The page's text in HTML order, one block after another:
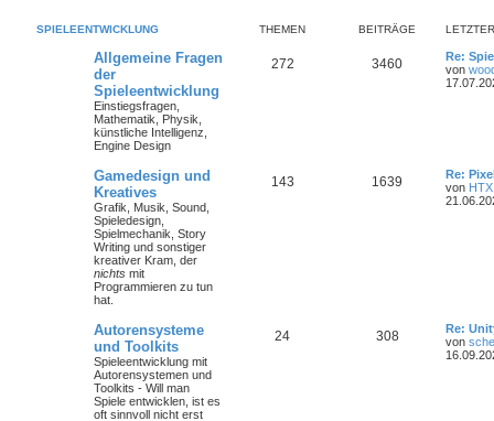
SPIELEENTWICKLUNG THEMEN BEITRÄGE
Allgemeine Fragen
der
Spieleentwicklung
Einstiegsfragen,
Mathematik, Physik,
künstliche Intelligenz,
Engine Design
272 3460
Re:
von
Gamedesign und
Kreatives
Grafik, Musik, Sound,
Spieledesign,
Spielmechanik, Story
Writing und sonstiger
kreativer Kram, der
nichts mit
Programmieren zu tun
hat.
143 1639
Re:
von HTX
Autorensysteme
und Toolkits
Spieleentwicklung mit
Autorensystemen und
Toolkits - Will man
Spiele entwicklen, ist es
oft sinnvoll nicht erst
24 308
Re:
von